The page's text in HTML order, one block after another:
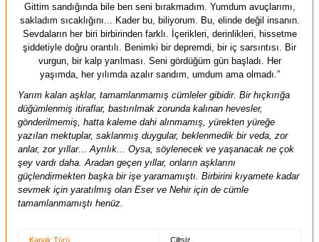
Gittim sandığında bile ben seni bırakmadım. Yumdum avuçlarımı,
sakladım sıcaklığını... Kader bu, biliyorum. Bu, elinde değil insanın.
Sevdaların her biri birbirinden farklı. İçerikleri, derinlikleri, hissetme
şiddetiyle doğru orantılı. Benimki bir depremdi, bir iç sarsıntısı. Bir
vurgun, bir kalp yarılması. Seni gördüğüm gün başladı. Her
yaşımda, her yılımda azalır sandım, umdum ama olmadı.”
Yarım kalan aşklar, tamamlanmamış cümleler gibidir. Bir hıçkırığa
düğümlenmiş itiraflar, bastırılmak zorunda kalınan hevesler,
gönderilmemiş, hatta kaleme dahi alınmamış, yürekten yüreğe
yazılan mektuplar, saklanmış duygular, beklenmedik bir veda, zor
anlar, zor yıllar... Ayrılık... Oysa, söylenecek ve yaşanacak ne çok
şey vardı daha. Aradan geçen yıllar, onların aşklarını
güçlendirmekten başka bir işe yaramamıştı. Birbirini kıyamete kadar
sevmek için yaratılmış olan Eser ve Nehir için de cümle
tamamlanmamıştı henüz.
Kapak Türü Ciltsiz